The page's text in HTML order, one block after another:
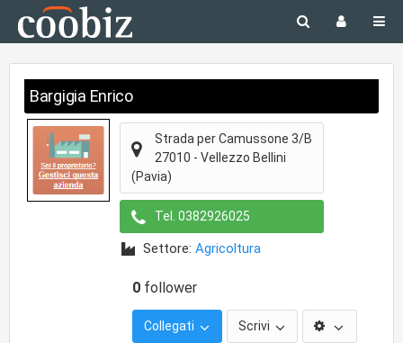
Bargigia Enrico
Strada per Camussone 3/B
27010 - Vellezzo Bellini
(Pavia)
Tel. 0382926025
Settore: Agricoltura
0 follower
Collegati Scrivi